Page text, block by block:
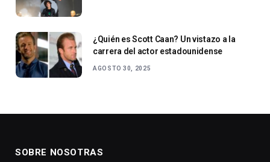
¿Quién es Scott Caan? Un vistazo a la
carrera del actor estadounidense
AGOSTO 30, 2025
SOBRE NOSOTRAS